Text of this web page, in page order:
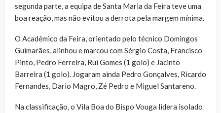
segunda parte, a equipa de Santa Maria da Feira teve uma
boa reação, mas não evitou a derrota pela margem mínima.
O Académico da Feira, orientado pelo técnico Domingos
Guimarães, alinhou e marcou com Sérgio Costa, Francisco
Pinto, Pedro Ferreira, Rui Gomes (1 golo) e Jacinto
Barreira (1 golo). Jogaram ainda Pedro Gonçalves, Ricardo
Fernandes, Dario Magro, Zé Pedro e Miguel Santareno.
Na classificação, o Vila Boa do Bispo Vouga lidera isolado